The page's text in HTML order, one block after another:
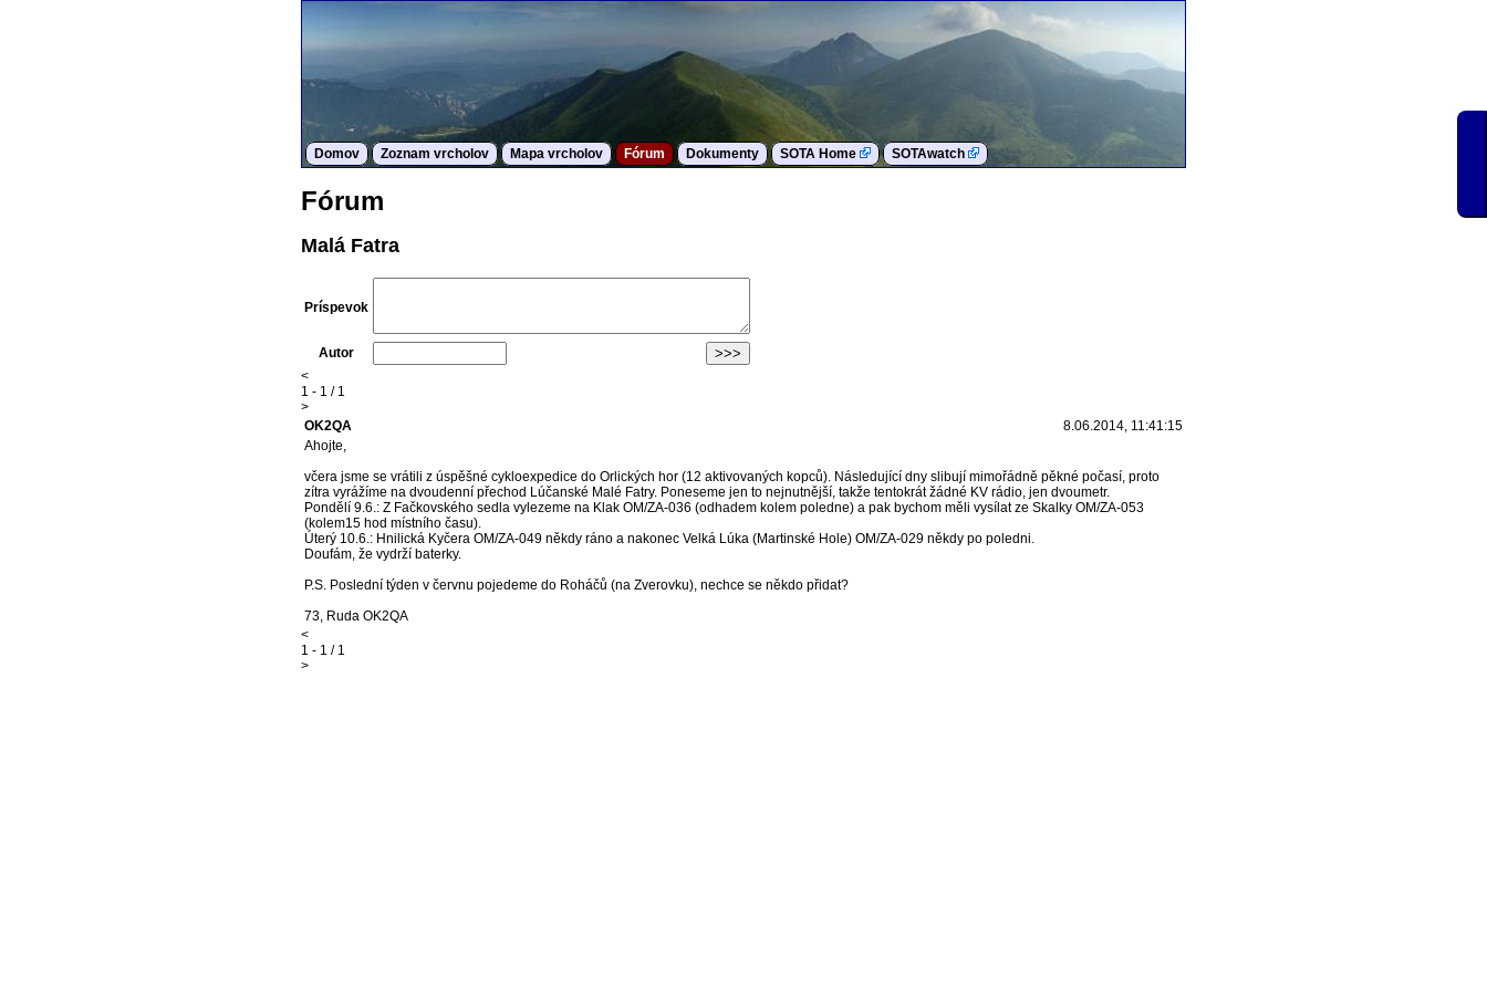
Domov Zoznam vrcholov Mapa vrcholov Fórum Dokumenty SOTA Home SOTAwatch
Fórum
Malá Fatra
Príspevok
Autor
<
1 - 1 / 1
>
OK2QA
8.06.2014, 11:41:15
Ahojte,
včera jsme se vrátili z úspěšné cykloexpedice do Orlických hor (12 aktivovaných kopců). Následující dny slibují mimořádně pěkné počasí, proto
zítra vyrážíme na dvoudenní přechod Lúčanské Malé Fatry. Poneseme jen to nejnutnější, takže tentokrát žádné KV rádio, jen dvoumetr.
Pondělí 9.6.: Z Fačkovského sedla vylezeme na Klak OM/ZA-036 (odhadem kolem poledne) a pak bychom měli vysílat ze Skalky OM/ZA-053
(kolem15 hod místního času).
Úterý 10.6.: Hnilická Kyčera OM/ZA-049 někdy ráno a nakonec Velká Lúka (Martinské Hole) OM/ZA-029 někdy po poledni.
Doufám, že vydrží baterky.
P.S. Poslední týden v červnu pojedeme do Roháčů (na Zverovku), nechce se někdo přidat?
73, Ruda OK2QA
<
1 - 1 / 1
>